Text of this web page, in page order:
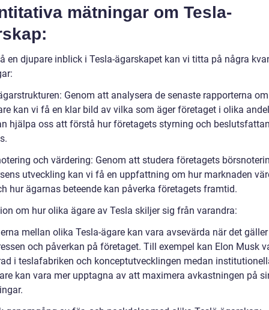
mätningar om Tesla-
en djupare inblick i Tesla-ägarskapet kan vi titta på några
Genom att analysera de senaste rapporterna
kan vi få en klar bild av vilka som äger företaget i olika
hjälpa oss att förstå hur företagets styrning och
och värdering: Genom att studera företagets
utveckling kan vi få en uppfattning om hur marknaden
hur ägarnas beteende kan påverka företagets framtid.
om hur olika ägare av Tesla skiljer sig från varandra:
mellan olika Tesla-ägare kan vara avsevärda när det
och påverkan på företaget. Till exempel kan Elon Musk
i teslafabriken och konceptutvecklingen medan
kan vara mer upptagna av att maximera avkastningen på